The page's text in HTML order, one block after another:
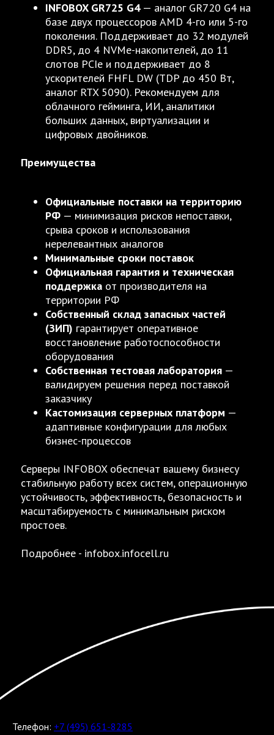
INFOBOX GR725 G4— аналог GR720 G4 на
базе двух процессоров AMD 4-го или 5-го
поколения. Поддерживает до 32 модулей
DDR5, до 4 NVMe-накопителей, до 11
слотов PCIe и поддерживает до 8
ускорителей FHFL DW (TDP до 450 Вт,
аналог RTX 5090). Рекомендуем для
облачного гейминга, ИИ, аналитики
больших данных, виртуализации и
цифровых двойников.
Преимущества
Официальные поставки на территорию
РФ— минимизация рисков непоставки,
срыва сроков и использования
нерелевантных аналогов
Минимальные сроки поставок
Официальная гарантия и техническая
поддержкаот производителя на
территории РФ
Собственный склад запасных частей
(ЗИП) гарантирует оперативное
восстановление работоспособности
оборудования
Собственная тестовая лаборатория—
валидируем решения перед поставкой
заказчику
Кастомизация серверных платформ —
адаптивные конфигурации для любых
бизнес-процессов
Серверы INFOBOX обеспечат вашему бизнесу
стабильную работу всех систем, операционную
устойчивость, эффективность, безопасность и
масштабируемость с минимальным риском
простоев.
Подробнее - infobox.infocell.ru
Телефон: +7 (495) 651-8285